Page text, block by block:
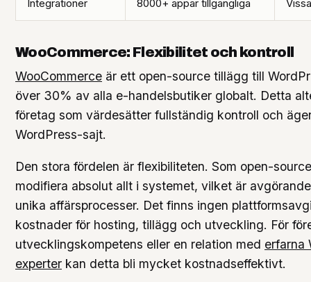
Integrationer 8000+ appar tillgängliga
WooCommerce: Flexibilitet och kontroll
WooCommerce är ett open-source tillägg till
över 30% av alla e-handelsbutiker globalt. Detta
företag som värdesätter fullständig kontroll och
WordPress-sajt.
Den stora fördelen är flexibiliteten. Som open-
modifiera absolut allt i systemet, vilket är
unika affärsprocesser. Det finns ingen
kostnader för hosting, tillägg och utveckling. För
utvecklingskompetens eller en relation med erfarna
experter kan detta bli mycket kostnadseffektivt.